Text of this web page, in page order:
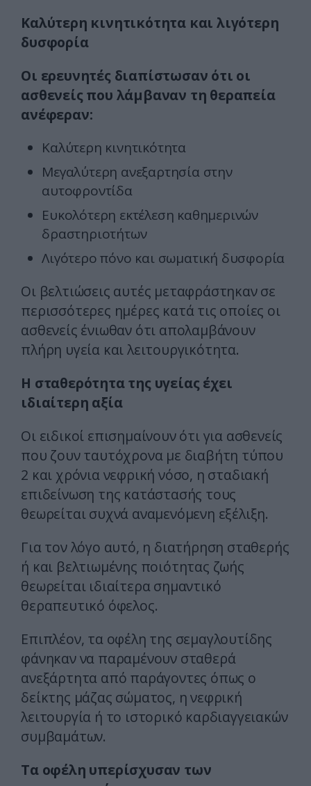
Καλύτερη κινητικότητα και λιγότερη
δυσφορία
Οι ερευνητές διαπίστωσαν ότι οι
ασθενείς που λάμβαναν τη θεραπεία
ανέφεραν:
Καλύτερη κινητικότητα
Μεγαλύτερη ανεξαρτησία στην
αυτοφροντίδα
Ευκολότερη εκτέλεση καθημερινών
δραστηριοτήτων
Λιγότερο πόνο και σωματική δυσφορία
Οι βελτιώσεις αυτές μεταφράστηκαν σε
περισσότερες ημέρες κατά τις οποίες οι
ασθενείς ένιωθαν ότι απολαμβάνουν
πλήρη υγεία και λειτουργικότητα.
Η σταθερότητα της υγείας έχει
ιδιαίτερη αξία
Οι ειδικοί επισημαίνουν ότι για ασθενείς
που ζουν ταυτόχρονα με διαβήτη τύπου
2 και χρόνια νεφρική νόσο, η σταδιακή
επιδείνωση της κατάστασής τους
θεωρείται συχνά αναμενόμενη εξέλιξη.
Για τον λόγο αυτό, η διατήρηση σταθερής
ή και βελτιωμένης ποιότητας ζωής
θεωρείται ιδιαίτερα σημαντικό
θεραπευτικό όφελος.
Επιπλέον, τα οφέλη της σεμαγλουτίδης
φάνηκαν να παραμένουν σταθερά
ανεξάρτητα από παράγοντες όπως ο
δείκτης μάζας σώματος, η νεφρική
λειτουργία ή το ιστορικό καρδιαγγειακών
συμβαμάτων.
Τα οφέλη υπερίσχυσαν των